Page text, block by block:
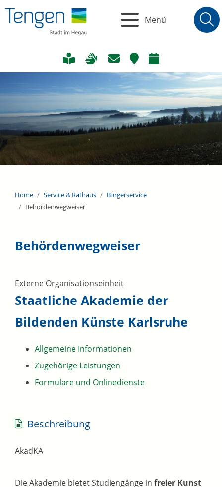
Menü
Home Service & Rathaus
Bürgerservice
Behördenwegweiser
Behördenwegweiser
Externe Organisationseinheit
Staatliche Akademie der
Bildenden Künste Karlsruhe
Allgemeine Informationen
Zugehörige Leistungen
Formulare und Onlinedienste
Beschreibung
AkadKA
Die Akademie bietet Studiengänge in freier Kunst